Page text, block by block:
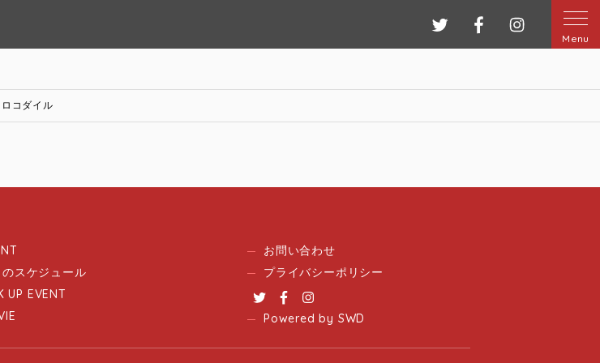
ツイッターフェイスブック
インスタグ
Menu
コダイル
スケジュール
UP EVENT
お問い合わせ
プライバシーポリシー
TwitterFacebook
Powered by SWD